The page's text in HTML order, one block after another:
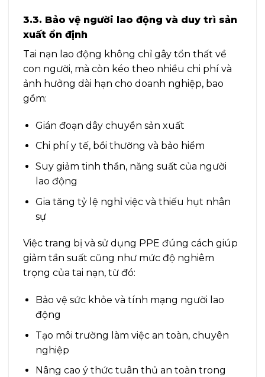
3.3. Bảo vệ người lao động và duy trì sản
xuất ổn định
Tai nạn lao động không chỉ gây tổn thất về
con người, mà còn kéo theo nhiều chi phí và
ảnh hưởng dài hạn cho doanh nghiệp, bao
gồm:
Gián đoạn dây chuyền sản xuất
Chi phí y tế, bồi thường và bảo hiểm
Suy giảm tinh thần, năng suất của người
lao động
Gia tăng tỷ lệ nghỉ việc và thiếu hụt nhân
sự
Việc trang bị và sử dụng PPE đúng cách giúp
giảm tần suất cũng như mức độ nghiêm
trọng của tai nạn, từ đó:
Bảo vệ sức khỏe và tính mạng người lao
động
Tạo môi trường làm việc an toàn, chuyên
nghiệp
Nâng cao ý thức tuân thủ an toàn trong